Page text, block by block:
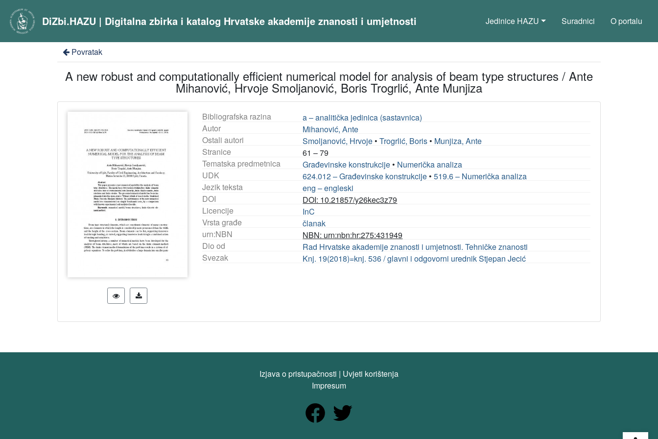
DiZbi.HAZU | Digitalna zbirka i katalog Hrvatske akademije znanosti i umjetnosti Jedinice HAZU Suradnici O portalu
Povratak
A new robust and computationally efficient numerical model for analysis of beam type structures / Ante
Mihanović, Hrvoje Smoljanović, Boris Trogrlić, Ante Munjiza
Bibliografska razina
a – analitička jedinica (sastavnica)
Autor
Mihanović, Ante
Ostali autori
Smoljanović, Hrvoje •Trogrlić, Boris • Munjiza, Ante
Stranice
61 – 79
Tematska predmetnica
Građevinske konstrukcije • Numerička analiza
UDK
624.012 – Građevinske konstrukcije •519.6 – Numerička analiza
Jezik teksta
eng – engleski
DOI
DOI: 10.21857/y26kec3z79
Licencije
InC
Vrsta građe
članak
urn:NBN
NBN: urn:nbn:hr:275:431949
Dio od
Rad Hrvatske akademije znanosti i umjetnosti. Tehničke znanosti
Svezak
Knj. 19(2018)=knj. 536 / glavni i odgovorni urednik Stjepan Jecić
Izjava o pristupačnosti | Uvjeti korištenja
Impresum